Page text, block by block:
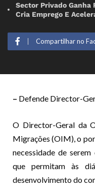
Sector Privado Ganha
Cria Emprego E
Compartilhar no
– Defende Director-
O Director-Geral da
Migra­ções (OIM), o
necessidade de
que permitam às
desenvolvimento do